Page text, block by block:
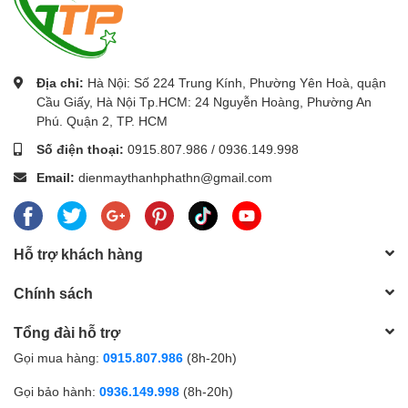
Địa chỉ: Hà Nội: Số 224 Trung Kính, Phường Yên Hoà, quận
Cầu Giấy, Hà Nội Tp.HCM: 24 Nguyễn Hoàng, Phường An
Phú. Quận 2, TP. HCM
Số điện thoại: 0915.807.986 / 0936.149.998
Email: dienmaythanhphathn@gmail.com
Hỗ trợ khách hàng
Chính sách
Tổng đài hỗ trợ
Gọi mua hàng: 0915.807.986 (8h-20h)
Gọi bảo hành: 0936.149.998 (8h-20h)